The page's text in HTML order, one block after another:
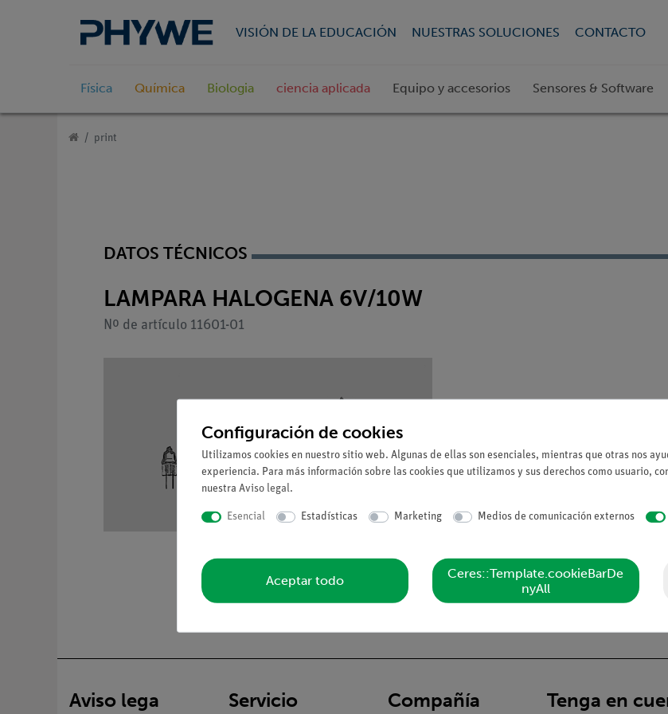
VISIÓN DE LA EDUCACIÓN NUESTRAS SOLUCIONES CONTACTO
Física Química Biologia ciencia aplicada Equipo y accesorios Sensores & Software
print
DATOS TÉCNICOS
LAMPARA HALOGENA 6V/10W
Nº de artículo 11601-01
Aviso lega Servicio Compañía Tenga en
Configuración de cookies
Utilizamos cookies en nuestro sitio web. Algunas de ellas son esenciales, mientras que otras nos
experiencia. Para más información sobre las cookies que utilizamos y sus derechos como usuario,
nuestra Aviso legal.
Esencial Estadísticas Marketing Medios de comunicación externos
Aceptar todo
Ceres::Template.cookieBarDe
nyAll